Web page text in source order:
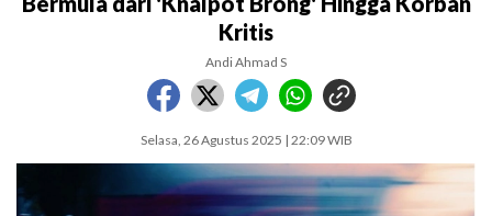
Kritis
Andi Ahmad S
Selasa, 26 Agustus 2025 | 22:09 WIB